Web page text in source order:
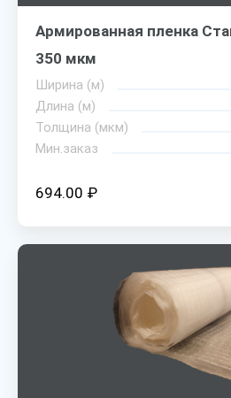
Армированная пленка
350 мкм
Ширина (м)
Длина (м)
Толщина (мкм)
Мин.заказ
694.00 ₽